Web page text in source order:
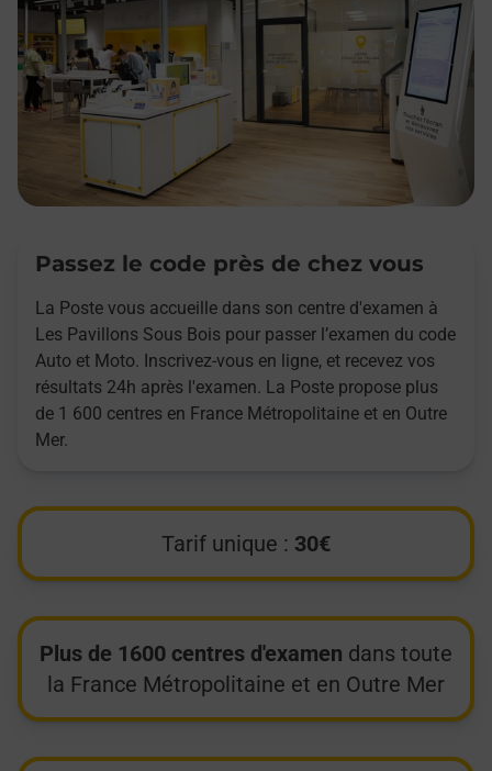
Passez le code près de chez vous
La Poste vous accueille dans son centre d'examen à
Les Pavillons Sous Bois pour passer l’examen du code
Auto et Moto. Inscrivez-vous en ligne, et recevez vos
résultats 24h après l'examen. La Poste propose plus
de 1 600 centres en France Métropolitaine et en Outre
Mer.
Tarif unique : 30€
Plus de 1600 centres d'examen dans toute
la France Métropolitaine et en Outre Mer